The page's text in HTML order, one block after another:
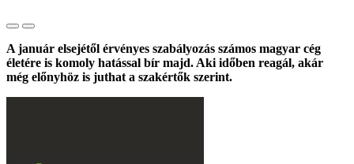
A január elsejétől érvényes szabályozás számos magyar cég
életére is komoly hatással bír majd. Aki időben reagál, akár
még előnyhöz is juthat a szakértők szerint.